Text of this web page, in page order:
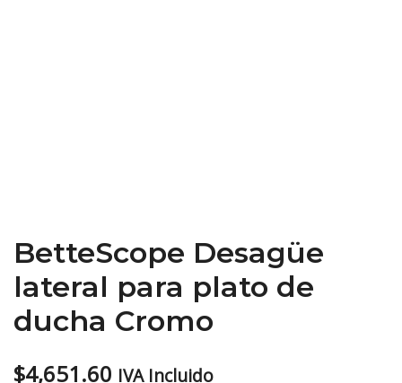
BetteScope Desagüe
lateral para plato de
ducha Cromo
$4,651.60 IVA Incluido